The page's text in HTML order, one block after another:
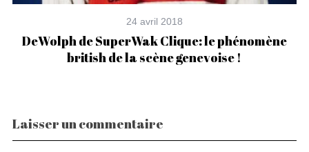
24 avril 2018
DeWolph de SuperWak Clique: le phénomène
british de la scène genevoise !
Laisser un commentaire